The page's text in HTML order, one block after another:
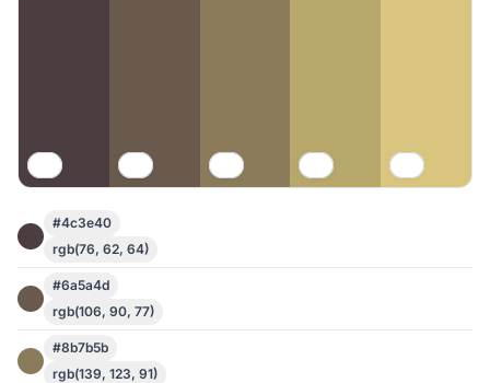
#4c3e40
rgb(76, 62, 64)
#6a5a4d
rgb(106, 90, 77)
#8b7b5b
rgb(139, 123, 91)